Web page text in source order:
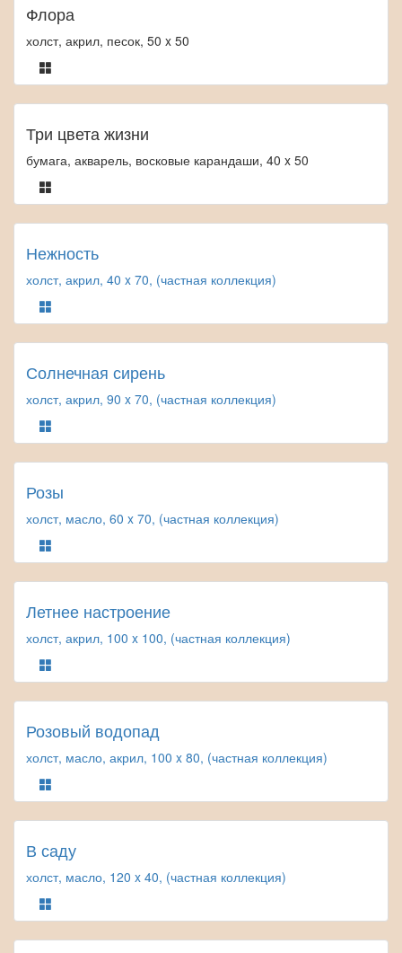
Флора
холст, акрил, песок, 50 x 50
Три цвета жизни
бумага, акварель, восковые карандаши, 40 x 50
Нежность
холст, акрил, 40 x 70, (частная коллекция)
Солнечная сирень
холст, акрил, 90 x 70, (частная коллекция)
Розы
холст, масло, 60 x 70, (частная коллекция)
Летнее настроение
холст, акрил, 100 x 100, (частная коллекция)
Розовый водопад
холст, масло, акрил, 100 x 80, (частная коллекция)
В саду
холст, масло, 120 x 40, (частная коллекция)